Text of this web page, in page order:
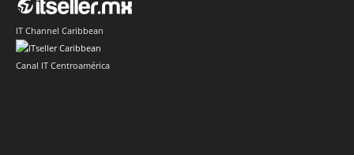
IT Channel Caribbean
Canal IT Centroamérica